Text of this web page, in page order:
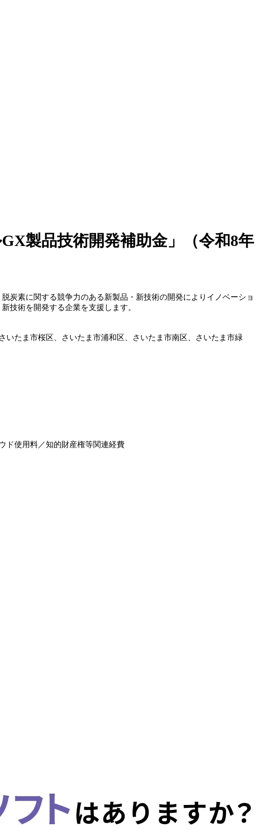
製品技術開発補助金」（令和8年
炭素に関する競争力のある新製品・新技術の開発によりイノベーショ
技術を開発する企業を支援します。
たま市桜区、さいたま市浦和区、さいたま市南区、さいたま市緑
ド使用料／知的財産権等関連経費